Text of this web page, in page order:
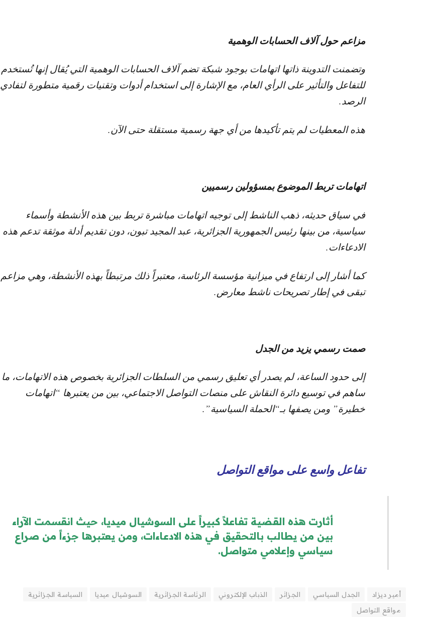
مزاعم حول آلاف الحسابات الوهمية
وتضمنت التدوينة ذاتها اتهامات بوجود شبكة تضم آلاف الحسابات الوهمية التي يُقال إنها تُستخدم
للتفاعل والتأثير على الرأي العام، مع الإشارة إلى استخدام أدوات وتقنيات رقمية متطورة لتفادي
الرصد.
هذه المعطيات لم يتم تأكيدها من أي جهة رسمية مستقلة حتى الآن.
اتهامات تربط الموضوع بمسؤولين رسميين
في سياق حديثه، ذهب الناشط إلى توجيه اتهامات مباشرة تربط بين هذه الأنشطة وأسماء
سياسية، من بينها رئيس الجمهورية الجزائرية، عبد المجيد تبون، دون تقديم أدلة موثقة تدعم هذه
الادعاءات.
كما أشار إلى ارتفاع في ميزانية مؤسسة الرئاسة، معتبراً ذلك مرتبطاً بهذه الأنشطة، وهي مزاعم
تبقى في إطار تصريحات ناشط معارض.
صمت رسمي يزيد من الجدل
إلى حدود الساعة، لم يصدر أي تعليق رسمي من السلطات الجزائرية بخصوص هذه الاتهامات، ما
ساهم في توسيع دائرة النقاش على منصات التواصل الاجتماعي، بين من يعتبرها “اتهامات
خطيرة” ومن يصفها بـ“الحملة السياسية”.
تفاعل واسع على مواقع التواصل
أثارت هذه القضية تفاعلاً كبيراً على السوشيال ميديا، حيث انقسمت الآراء
بين من يطالب بالتحقيق في هذه الادعاءات، ومن يعتبرها جزءاً من صراع
سياسي وإعلامي متواصل.
أمير ديزاد الجدل السياسي الجزائر الذباب الإلكتروني الرئاسة الجزائرية السوشيال ميديا
السياسة الجزائرية
مواقع التواصل